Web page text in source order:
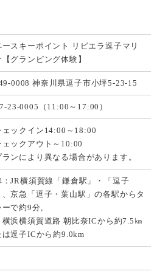
ースキーポイント リビエラ逗子マリ
【グランピング体験】
0008 神奈川県逗子市小坪5-23-15
23-0005（11:00～17:00）
ェックイン14:00～18:00
ェックアウト～10:00
ンにより異なる場合があります。
：JR横須賀線「鎌倉駅」・「逗子
、京急「逗子・葉山駅」の各駅からタ
ーで約9分,
横浜横須賀道路 朝比奈ICから約7.5㎞
は逗子ICから約9.0km